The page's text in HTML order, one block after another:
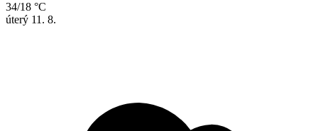
34/18 °C
úterý 11. 8.